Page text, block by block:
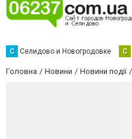
С Селидово и Новогродовке С
Головна Новини Новини події